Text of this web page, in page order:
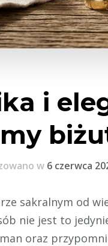
i
w 6 czerwca
sakralnym od
nie jest to
oraz